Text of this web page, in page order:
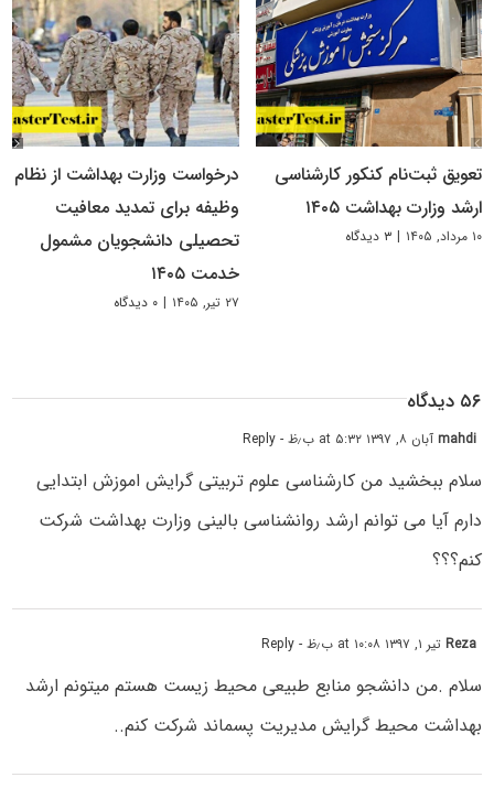
تعویق ثبت‌نام کنکور کارشناسی
ارشد وزارت بهداشت ۱۴۰۵
۱۰ مرداد, ۱۴۰۵ | ۳ دیدگاه
درخواست وزارت بهداشت از نظام
وظیفه برای تمدید معافیت
تحصیلی دانشجویان مشمول
خدمت ۱۴۰۵
۲۷ تیر, ۱۴۰۵ | ۰ دیدگاه
۵۶ دیدگاه
mahdiآبان ۸, ۱۳۹۷ at ۵:۳۲ ب٫ظ - Reply
سلام ببخشید من کارشناسی علوم تربیتی گرایش اموزش ابتدایی
دارم آیا می توانم ارشد روانشناسی بالینی وزارت بهداشت شرکت
کنم؟؟؟
Rezaتیر ۱, ۱۳۹۷ at ۱۰:۰۸ ب٫ظ - Reply
سلام .من دانشجو منابع طبیعی محیط زیست هستم میتونم ارشد
بهداشت محیط گرایش مدیریت پسماند شرکت کنم..